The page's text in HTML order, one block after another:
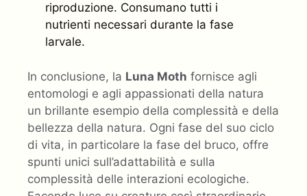
riproduzione. Consumano tutti i
nutrienti necessari durante la fase
larvale.
In conclusione, la Luna Moth fornisce agli
entomologi e agli appassionati della natura
un brillante esempio della complessità e della
bellezza della natura. Ogni fase del suo ciclo
di vita, in particolare la fase del bruco, offre
spunti unici sull’adattabilità e sulla
complessità delle interazioni ecologiche.